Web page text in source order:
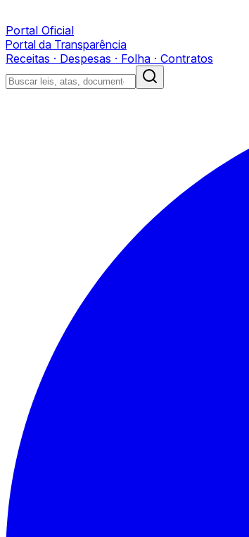
Portal Oficial
Portal da Transparência
Receitas · Despesas · Folha · Contratos